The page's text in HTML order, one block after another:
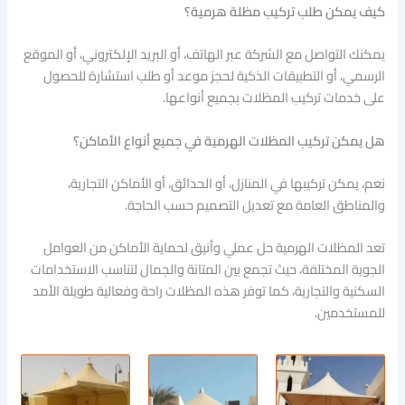
كيف يمكن طلب تركيب مظلة هرمية؟
يمكنك التواصل مع الشركة عبر الهاتف، أو البريد الإلكتروني، أو الموقع
الرسمي، أو التطبيقات الذكية لحجز موعد أو طلب استشارة للحصول
على خدمات تركيب المظلات بجميع أنواعها.
هل يمكن تركيب المظلات الهرمية في جميع أنواع الأماكن؟
نعم، يمكن تركيبها في المنازل، أو الحدائق، أو الأماكن التجارية،
والمناطق العامة مع تعديل التصميم حسب الحاجة.
تعد المظلات الهرمية حل عملي وأنيق لحماية الأماكن من العوامل
الجوية المختلفة، حيث تجمع بين المتانة والجمال لتناسب الاستخدامات
السكنية والتجارية، كما توفر هذه المظلات راحة وفعالية طويلة الأمد
للمستخدمين.